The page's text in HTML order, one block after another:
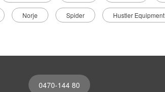
Norje Spider Hustler Equipment
0470-144 80